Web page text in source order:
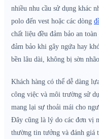
nhiều nhu cầu sử dụng khác
polo đến vest hoặc các dòng
chất liệu đều đảm bảo an
đảm bảo khi gây ngứa hay
bền lâu dài, không bị sờn
Khách hàng có thể dễ dàng
công việc và môi trường sử
mang lại sự thoải mái cho
Đây cũng là lý do các đơn vị
thường tin tưởng và đánh